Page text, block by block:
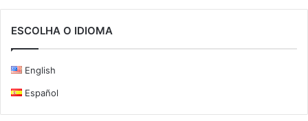
ESCOLHA O IDIOMA
English
Español